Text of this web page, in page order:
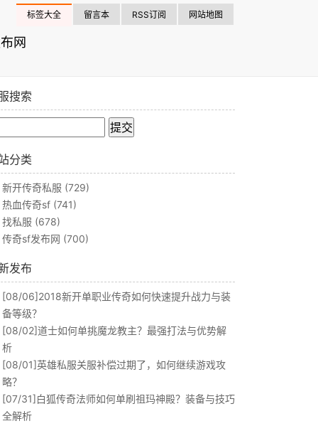
网
标签大全 留言本 RSS订阅 网站地图
搜索
分类
新开传奇私服 (729)
热血传奇sf (741)
找私服 (678)
传奇sf发布网 (700)
发布
[08/06]2018新开单职业传奇如何快速提升战力与装
备等级？
[08/02]道士如何单挑魔龙教主？最强打法与优势解
析
[08/01]英雄私服关服补偿过期了，如何继续游戏攻
略？
[07/31]白狐传奇法师如何单刷祖玛神殿？装备与技巧
全解析